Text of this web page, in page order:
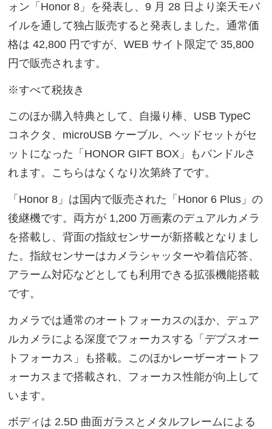
ォン「Honor 8」を発表し、9 月 28 日より楽天モバ
イルを通して独占販売すると発表しました。通常価
格は 42,800 円ですが、WEB サイト限定で 35,800
円で販売されます。
※すべて税抜き
このほか購入特典として、自撮り棒、USB TypeC
コネクタ、microUSB ケーブル、ヘッドセットがセ
ットになった「HONOR GIFT BOX」もバンドルさ
れます。こちらはなくなり次第終了です。
「Honor 8」は国内で販売された「Honor 6 Plus」の
後継機です。両方が 1,200 万画素のデュアルカメラ
を搭載し、背面の指紋センサーが新搭載となりまし
た。指紋センサーはカメラシャッターや着信応答、
アラーム対応などとしても利用できる拡張機能搭載
です。
カメラでは通常のオートフォーカスのほか、デュア
ルカメラによる深度でフォーカスする「デプスオー
トフォーカス」も搭載。このほかレーザーオートフ
ォーカスまで搭載され、フォーカス性能が向上して
います。
ボディは 2.5D 曲面ガラスとメタルフレームによる